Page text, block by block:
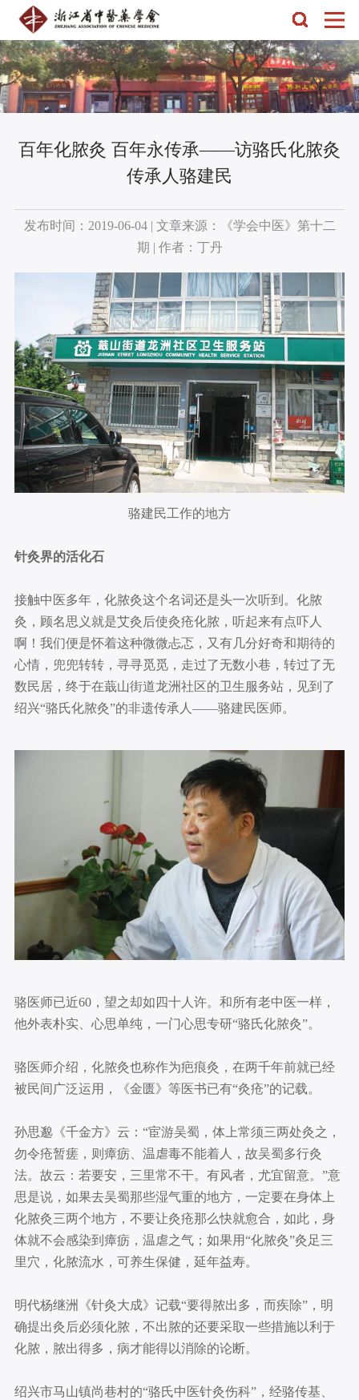
百年化脓灸 百年永传承——访骆氏化脓灸
传承人骆建民
发布时间：2019-06-04 | 文章来源：《学会中医》第十二
期 | 作者：丁丹
骆建民工作的地方
针灸界的活化石
接触中医多年，化脓灸这个名词还是头一次听到。化脓
灸，顾名思义就是艾灸后使灸疮化脓，听起来有点吓人
啊！我们便是怀着这种微微忐忑，又有几分好奇和期待的
心情，兜兜转转，寻寻觅觅，走过了无数小巷，转过了无
数民居，终于在蕺山街道龙洲社区的卫生服务站，见到了
绍兴“骆氏化脓灸”的非遗传承人——骆建民医师。
骆医师已近60，望之却如四十人许。和所有老中医一样，
他外表朴实、心思单纯，一门心思专研“骆氏化脓灸”。
骆医师介绍，化脓灸也称作为疤痕灸，在两千年前就已经
被民间广泛运用，《金匮》等医书已有“灸疮”的记载。
孙思邈《千金方》云：“宦游吴蜀，体上常须三两处灸之，
勿令疮暂瘥，则瘴疬、温虐毒不能着人，故吴蜀多行灸
法。故云：若要安，三里常不干。有风者，尤宜留意。”意
思是说，如果去吴蜀那些湿气重的地方，一定要在身体上
化脓灸三两个地方，不要让灸疮那么快就愈合，如此，身
体就不会感染到瘴疬，温虐之气；如果用“化脓灸”灸足三
里穴，化脓流水，可养生保健，延年益寿。
明代杨继洲《针灸大成》记载“要得脓出多，而疾除”，明
确提出灸后必须化脓，不出脓的还要采取一些措施以利于
化脓，脓出得多，病才能得以消除的论断。
绍兴市马山镇尚巷村的“骆氏中医针灸伤科”，经骆传基、